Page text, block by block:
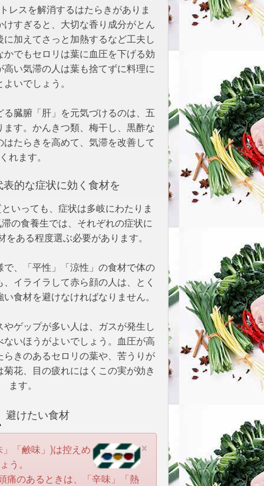
レスを解消するはたらきがありま
すぎると、大切な香り成分がとん
加えてさっと加熱するなど工夫し
でもセロリは葉に血圧を下げる効
い気滞の人は葉も捨てずに料理に
いでしょう。
臓腑「肝」を元気づけるのは、五
す。かんきつ類、梅干し、黒酢な
たらきを高めて、気滞を改善して
れます。
的な症状に効く食材を
の食養生では、それぞれの症状に
をある程度選ぶ必要があります。
、「平性」「涼性」の食材で体の
イライラして赤ら顔の人は、とく
食材を避けなければなりません。
ゲップが多い人は、ガスが発生し
いほうがよいでしょう。血圧が高
きのあるセロリの葉や、苦うりが
花、目の疲れにはくこの実が効き
ます。
避けたい食材
×
「鹸味」)は控えめ
う。
痛のあるときは、「辛味」「熱